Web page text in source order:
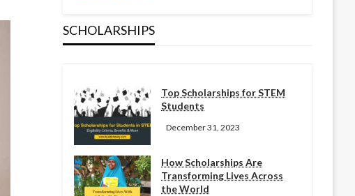
SCHOLARSHIPS
Top Scholarships for STEM
Students
December 31, 2023
How Scholarships Are
Transforming Lives Across
the World